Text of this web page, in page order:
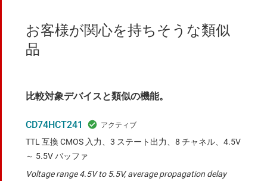
お客様が関心を持ちそうな類似
品
比較対象デバイスと類似の機能。
CD74HCT241
TTL 互換 CMOS 入力、3 ステート出力、8 チャネル、4.5V
～ 5.5V バッファ
Voltage range 4.5V to 5.5V, average propagation delay